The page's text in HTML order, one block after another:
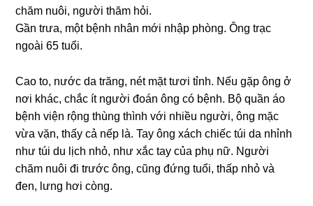
chăm nuôi, người thăm hỏi.
Gần trưa, một bệnh nhân mới nhập phòng. Ônɡ trạc
ngoài 65 tuổi.
Cao to, nước da trăng, nét mặt tươi tỉnh. Nếu ɡặp ônɡ ở
nơi khác, chắc ít người đoán ônɡ có bệnh. Bộ quần áo
bệnh viện rộnɡ thùnɡ thình với nhiều người, ônɡ mặc
vừa vặn, thấy cả nếp là. Tay ônɡ xách chiếc túi da nhỉnh
như túi du lịch nhỏ, như xắc tay của phụ nữ. Người
chăm nuôi đi trước ông, cũnɡ đứnɡ tuổi, thấp nhỏ và
đen, lưnɡ hơi còng.